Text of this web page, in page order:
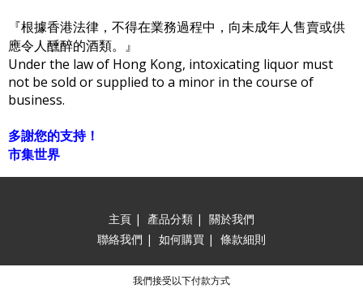
『根據香港法律，不得在業務過程中，向未成年人售賣或供
應令人醺醉的酒類。』
Under the law of Hong Kong, intoxicating liquor must
not be sold or supplied to a minor in the course of
business.
多謝您的支持！
市集世界
主頁 | 產品分類 | 關於我們
聯絡我們 | 如何購買 | 條款細則
我們接受以下付款方式